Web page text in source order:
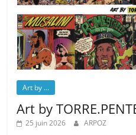
Art by ...
Art by
25 juin 2026 ARPOZ